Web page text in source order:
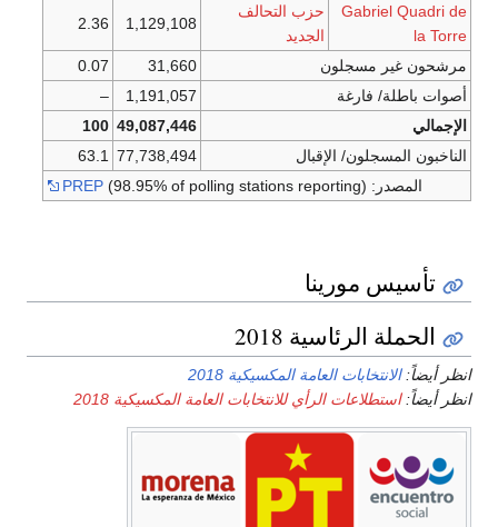
Gabriel Quadri de
la Torre
حزب التحالف
الجديد
1,129,108
2.36
مرشحون غير مسجلون 31,660
0.07
أصوات باطلة/ فارغة
1,191,057
–
الإجمالي
49,087,446
100
الناخبون المسجلون/ الإقبال
77,738,494
63.1
المصدر:
PREP(98.95% of polling stations reporting)
تأسيس مورينا
الحملة الرئاسية 2018
انظر أيضاً:الانتخابات العامة المكسيكية 2018
انظر أيضاً:استطلاعات الرأي للانتخابات العامة المكسيكية 2018